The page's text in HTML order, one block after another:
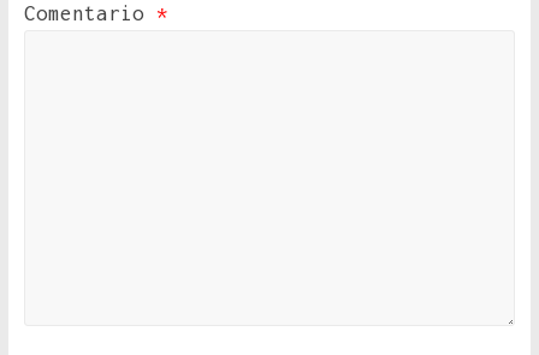
Comentario *